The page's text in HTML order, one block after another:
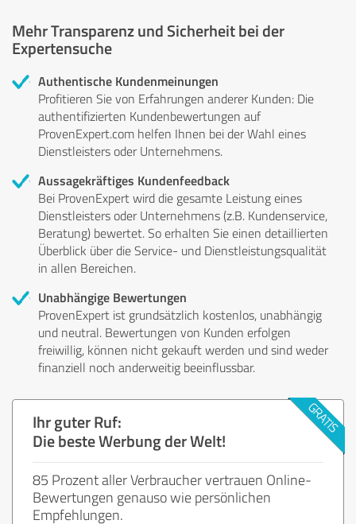
Mehr Transparenz und Sicherheit bei der
Expertensuche
Authentische Kundenmeinungen
Profitieren Sie von Erfahrungen anderer Kunden: Die
authentifizierten Kundenbewertungen auf
ProvenExpert.com helfen Ihnen bei der Wahl eines
Dienstleisters oder Unternehmens.
Aussagekräftiges Kundenfeedback
Bei ProvenExpert wird die gesamte Leistung eines
Dienstleisters oder Unternehmens (z.B. Kundenservice,
Beratung) bewertet. So erhalten Sie einen detaillierten
Überblick über die Service- und Dienstleistungsqualität
in allen Bereichen.
Unabhängige Bewertungen
ProvenExpert ist grundsätzlich kostenlos, unabhängig
und neutral. Bewertungen von Kunden erfolgen
freiwillig, können nicht gekauft werden und sind weder
finanziell noch anderweitig beeinflussbar.
Ihr guter Ruf:
Die beste Werbung der Welt!
85 Prozent aller Verbraucher vertrauen Online-
Bewertungen genauso wie persönlichen
Empfehlungen.